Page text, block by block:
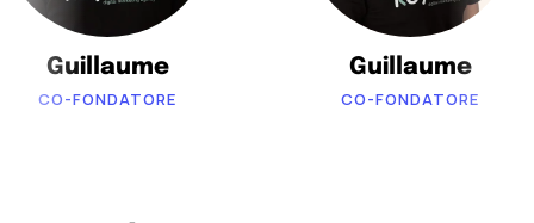
Guillaume
CO-FONDATORE
Guillaume
CO-FONDATORE